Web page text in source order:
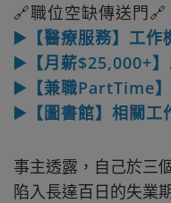
🔗職位空缺傳送門🔗
▶️【醫療服務】工作
▶️【月薪$25,000+
▶️【兼職PartTime
▶️【圖書館】相關工
事主透露，自己於三
陷入長達百日的失業